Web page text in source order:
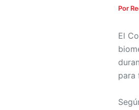
Por
El
para